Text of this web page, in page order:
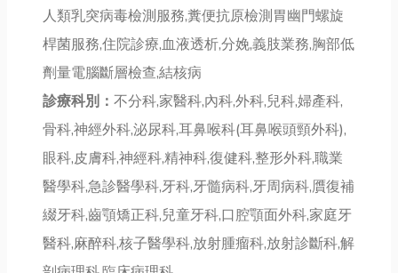
人類乳突病毒檢測服務,糞便抗原檢測胃幽門螺旋
桿菌服務,住院診療,血液透析,分娩,義肢業務,胸部低
劑量電腦斷層檢查,結核病
診療科別： 不分科,家醫科,內科,外科,兒科,婦產科,
骨科,神經外科,泌尿科,耳鼻喉科(耳鼻喉頭頸外科),
眼科,皮膚科,神經科,精神科,復健科,整形外科,職業
醫學科,急診醫學科,牙科,牙髓病科,牙周病科,贋復補
綴牙科,齒顎矯正科,兒童牙科,口腔顎面外科,家庭牙
醫科,麻醉科,核子醫學科,放射腫瘤科,放射診斷科,解